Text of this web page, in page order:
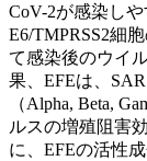
CoV-2が感染し
E6/TMPRSS2細
て感染後のウイ
果、EFEは、
（Alpha, Beta,
ルスの増殖阻害
に、EFEの活性